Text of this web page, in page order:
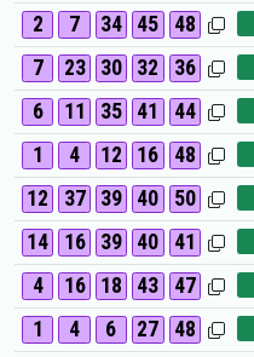
2 7 34 45 48
7
23 30 32 36
6
11 35 41 44
1
4 12 16 48
12
37 39 40 50
14
16 39 40 41
4
16 18 43 47
1
4 6 27 48